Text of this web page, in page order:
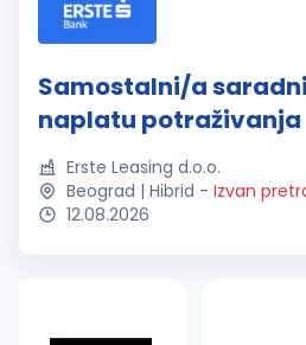
Samostalni/a
naplatu potraživanja
Erste Leasing d.o.o.
Beograd | Hibrid - Izvan
12.08.2026